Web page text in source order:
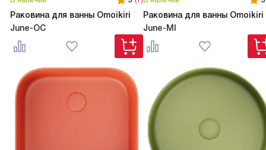
Раковина для ванны Omoikiri
June-OC
Раковина для ванны Omoikiri
June-MI